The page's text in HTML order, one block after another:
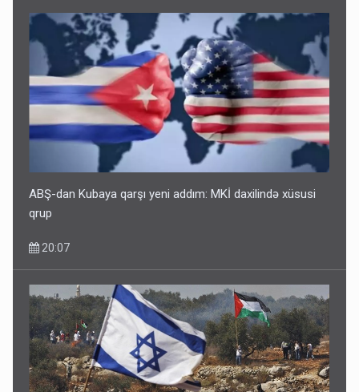
ABŞ-dan Kubaya qarşı yeni addım: MKİ daxilində xüsusi
qrup
20:07